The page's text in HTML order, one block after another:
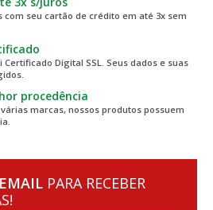
com seu cartão de crédito em até 3x sem
Digital SSL. Seus dados e suas
procedência
marcas, nossos produtos possuem
PARA RECEBER